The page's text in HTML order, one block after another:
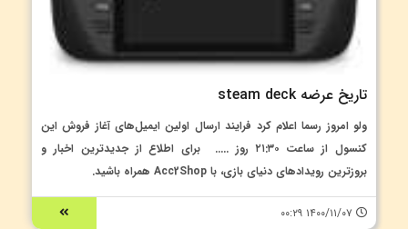
تاریخ عرضه steam deck
ولو امروز رسما اعلام کرد فرایند ارسال اولین ایمیل‌های آغاز فروش این
کنسول از ساعت ۲۱:۳۰ روز ..... برای اطلاع از جدیدترین اخبار و
بروزترین رویدادهای دنیای بازی، با Acc2Shop همراه باشید.